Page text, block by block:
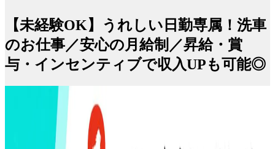
【未経験OK】うれしい日勤専属！洗車
のお仕事／安心の月給制／昇給・賞
与・インセンティブで収入UPも可能◎